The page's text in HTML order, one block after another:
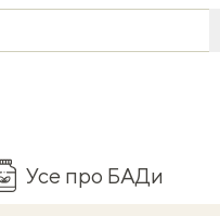
Усе про БАДи